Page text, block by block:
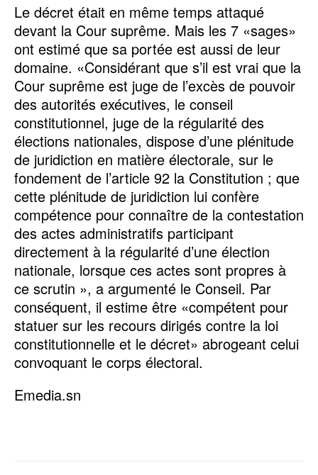
Le décret était en même temps attaqué
devant la Cour suprême. Mais les 7 «sages»
ont estimé que sa portée est aussi de leur
domaine. «Considérant que s’il est vrai que la
Cour suprême est juge de l’excès de pouvoir
des autorités exécutives, le conseil
constitutionnel, juge de la régularité des
élections nationales, dispose d’une plénitude
de juridiction en matière électorale, sur le
fondement de l’article 92 la Constitution ; que
cette plénitude de juridiction lui confère
compétence pour connaître de la contestation
des actes administratifs participant
directement à la régularité d’une élection
nationale, lorsque ces actes sont propres à
ce scrutin », a argumenté le Conseil. Par
conséquent, il estime être «compétent pour
statuer sur les recours dirigés contre la loi
constitutionnelle et le décret» abrogeant celui
convoquant le corps électoral.
Emedia.sn